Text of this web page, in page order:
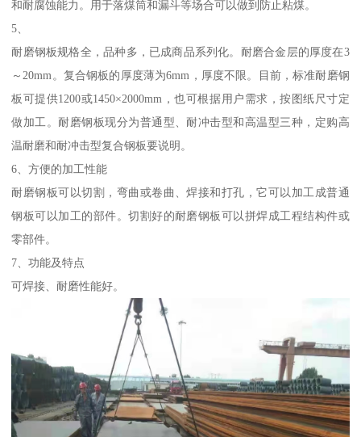
和耐腐蚀能力。用于落煤筒和漏斗等场合可以做到防止粘煤。
5、
耐磨钢板规格全，品种多，已成商品系列化。耐磨合金层的厚度在3
～20mm。复合钢板的厚度薄为6mm，厚度不限。目前，标准耐磨钢
板可提供1200或1450×2000mm，也可根据用户需求，按图纸尺寸定
做加工。耐磨钢板现分为普通型、耐冲击型和高温型三种，定购高
温耐磨和耐冲击型复合钢板要说明。
6、方便的加工性能
耐磨钢板可以切割，弯曲或卷曲、焊接和打孔，它可以加工成普通
钢板可以加工的部件。切割好的耐磨钢板可以拼焊成工程结构件或
零部件。
7、功能及特点
可焊接、耐磨性能好。